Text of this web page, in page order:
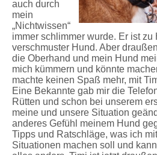
auch durch
mein
„Nichtwissen“
immer schlimmer wurde. Er ist
verschmuster Hund. Aber
die Oberhand und mein Hund
mich kümmern und könnte
machte keinen Spaß mehr, mit
Eine Bekannte gab mir die
Rütten und schon bei unserem
meine und unsere Situation
anderes Gefühl meinem Hund
Tipps und Ratschläge, was ich
Situationen machen soll und